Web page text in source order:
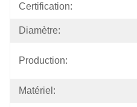
Certification:
Diamètre:
Production:
Matériel: